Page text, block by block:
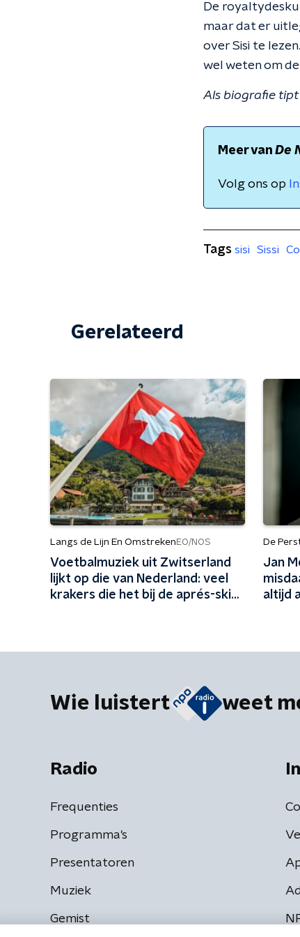
De
maar dat er
over Sisi te
wel weten om
Als biografie tipt
Meer van De
Volg ons op
Tags sisi Sissi
Gerelateerd
Langs de Lijn En Omstreken EO/NOS
Voetbalmuziek uit Zwitserland
lijkt op die van Nederland: veel
krakers die het bij de aprés-ski
De
Jan
altijd
Wie luistert weet
Radio
Frequenties
Programma's
Presentatoren
Muziek
Gemist